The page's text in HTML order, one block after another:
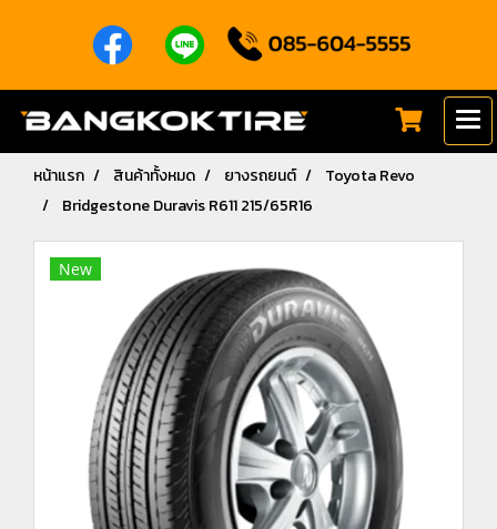
หน้าแรก สินค้าทั้งหมด ยางรถยนต์
Toyota Revo
Bridgestone Duravis R611 215/65R16
New